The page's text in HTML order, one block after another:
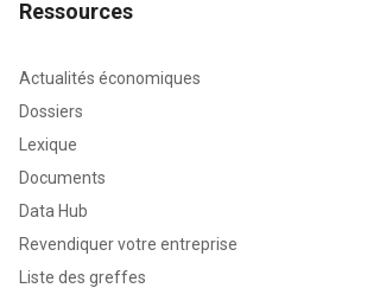
Ressources
Actualités économiques
Dossiers
Lexique
Documents
Data Hub
Revendiquer votre entreprise
Liste des greffes